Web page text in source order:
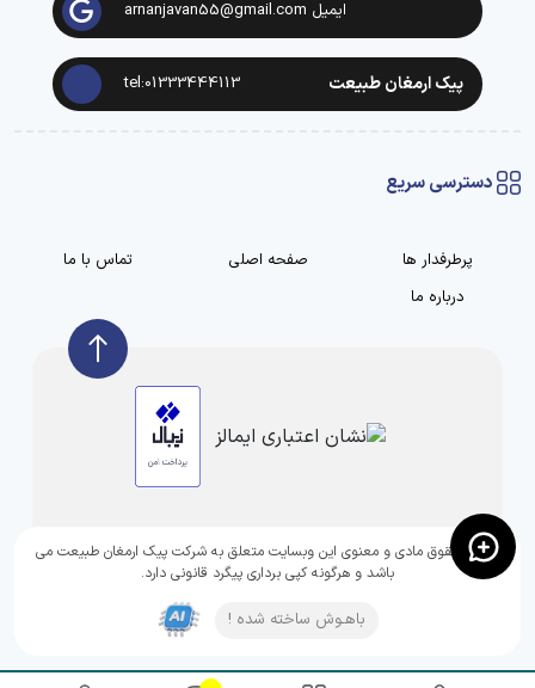
ایمیل arnanjavan55@gmail.com
پیک ارمغان طبیعت tel:01333444113
دسترسی سریع
پرطرفدار ها صفحه اصلی
تماس با ما
درباره ما
تمامی حقوق مادی و معنوی این وبسایت متعلق به شرکت پیک ارمغان طبیعت می
باشد و هرگونه کپی برداری پیگرد قانونی دارد.
باهـوش ساخته شده !